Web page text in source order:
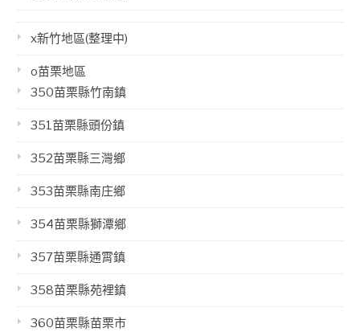
x新竹地區(整理中)
o苗栗地區
350苗栗縣竹南鎮
351苗栗縣頭份鎮
352苗栗縣三灣鄉
353苗栗縣南庄鄉
354苗栗縣獅潭鄉
357苗栗縣通霄鎮
358苗栗縣苑裡鎮
360苗栗縣苗栗市